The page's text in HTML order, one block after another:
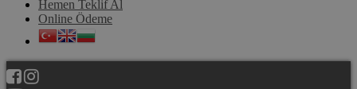
Hemen Teklif Al
Online Ödeme